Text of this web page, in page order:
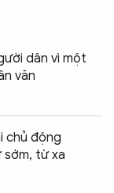
dân vì một
văn
chủ động
từ xa